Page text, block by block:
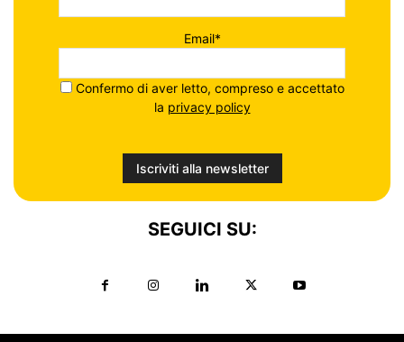
Email*
Confermo di aver letto, compreso e accettato
la privacy policy
SEGUICI SU: